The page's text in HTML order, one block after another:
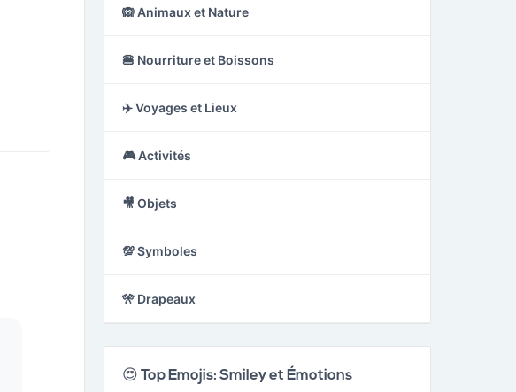
🙉 Animaux et Nature
🍔 Nourriture et Boissons
✈️ Voyages et Lieux
🎮 Activités
🎥 Objets
💯 Symboles
🎌 Drapeaux
😍 Top Emojis: Smiley et Émotions